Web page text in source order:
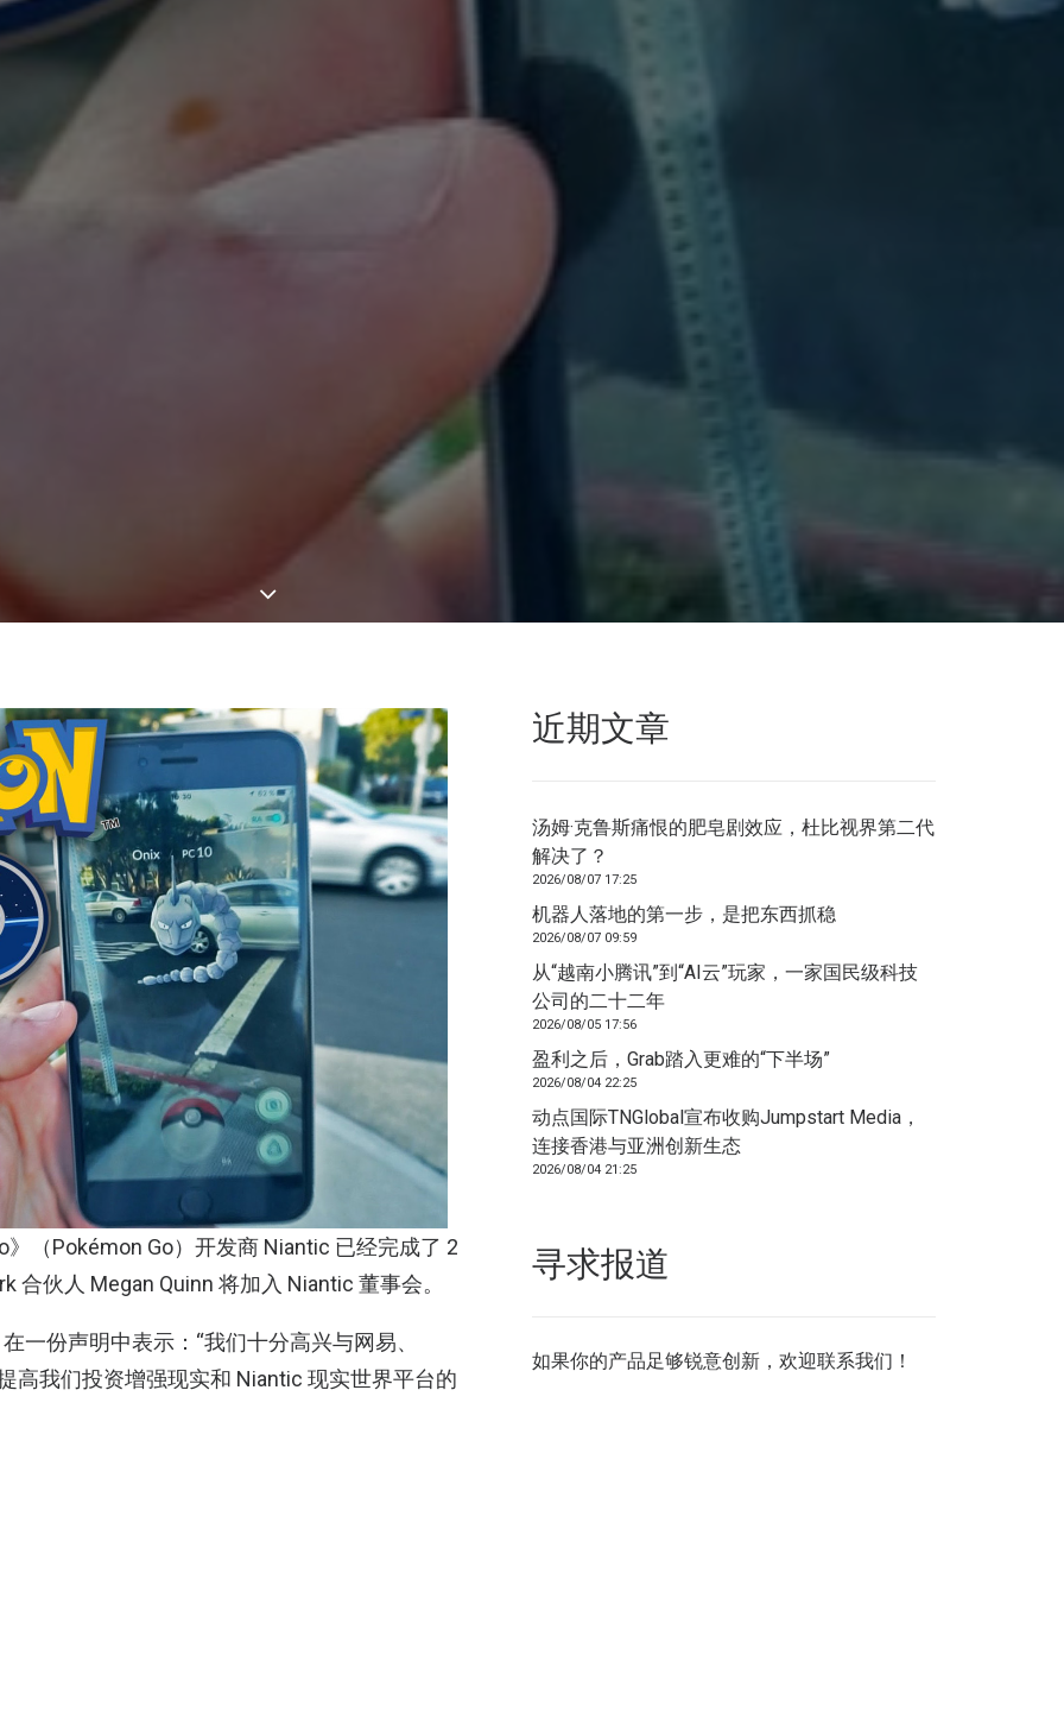
（Pokémon Go）开发商 Niantic 已经完成了 2
合伙人 Megan Quinn 将加入 Niantic 董事会。
一份声明中表示：“我们十分高兴与网易、
高我们投资增强现实和 Niantic 现实世界平台的
近期文章
汤姆·克鲁斯痛恨的肥皂剧效应，杜比视界第二代
解决了？
2026/08/07 17:25
机器人落地的第一步，是把东西抓稳
2026/08/07 09:59
从“越南小腾讯”到“AI云”玩家，一家国民级科技
公司的二十二年
2026/08/05 17:56
盈利之后，Grab踏入更难的“下半场”
2026/08/04 22:25
动点国际TNGlobal宣布收购Jumpstart Media，
连接香港与亚洲创新生态
2026/08/04 21:25
寻求报道
如果你的产品足够锐意创新，欢迎联系我们 ！